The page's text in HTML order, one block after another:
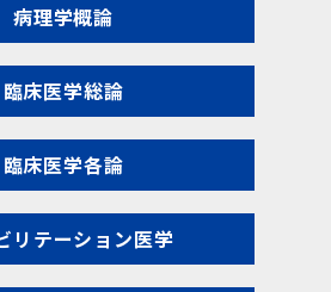
病理学概論
臨床医学総論
臨床医学各論
リテーション医学